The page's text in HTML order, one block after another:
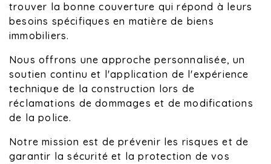
trouver la bonne couverture qui répond à leurs
besoins spécifiques en matière de biens
immobiliers.
Nous offrons une approche personnalisée, un
soutien continu et l'application de l'expérience
technique de la construction lors de
réclamations de dommages et de modifications
de la police.
Notre mission est de prévenir les risques et de
garantir la sécurité et la protection de vos